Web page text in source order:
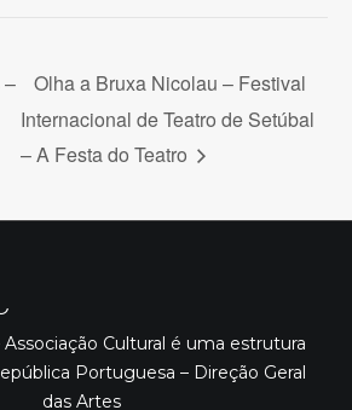
–
Olha a Bruxa Nicolau – Festival
Internacional de Teatro de Setúbal
– A Festa do Teatro
Cultural é uma estrutura
Portuguesa – Direção Geral
das Artes